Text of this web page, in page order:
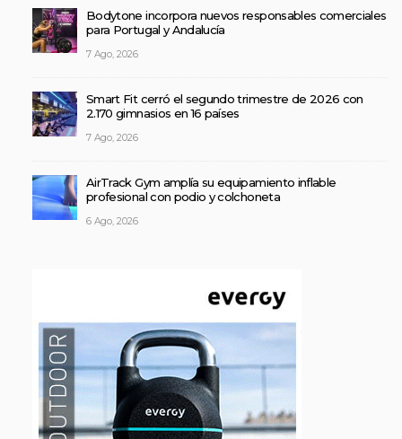
Bodytone incorpora nuevos responsables comerciales
para Portugal y Andalucía
7 Ago, 2026
Smart Fit cerró el segundo trimestre de 2026 con
2.170 gimnasios en 16 países
7 Ago, 2026
AirTrack Gym amplía su equipamiento inflable
profesional con podio y colchoneta
6 Ago, 2026